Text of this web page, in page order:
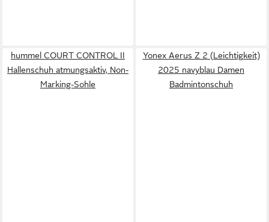
hummel COURT CONTROL II
Hallenschuh atmungsaktiv, Non-
Marking-Sohle
Yonex Aerus Z 2 (Leichtigkeit)
2025 navyblau Damen
Badmintonschuh